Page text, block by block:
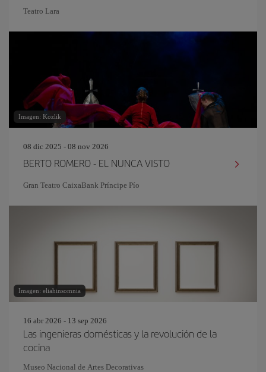
Teatro Lara
Imagen: Kozlik
08 dic 2025 - 08 nov 2026
BERTO ROMERO - EL NUNCA VISTO
Gran Teatro CaixaBank Príncipe Pío
Imagen: eliahinsomnia
16 abr 2026 - 13 sep 2026
Las ingenieras domésticas y la revolución de la
cocina
Museo Nacional de Artes Decorativas